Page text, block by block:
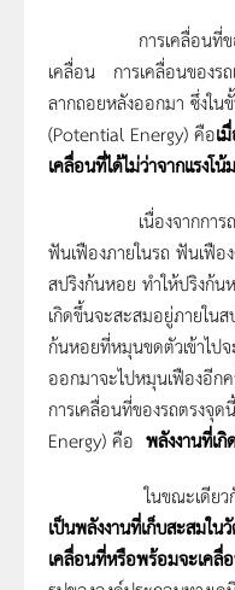
การเคลื่อนที่ของวัต
เคลื่อน การเคลื่อนของรถ
ลากถอยหลังออกมา ซึ่งใน
(Potential Energy) คือเ
เคลื่อนที่ได้ไม่ว่าจากแรงโ
เนื่องจากการถอยห
ฟันเฟืองภายในรถ ฟันเฟื
สปริงก้นหอย ทำให้ปริงก้
เกิดขึ้นจะสะสมอยู่ภายใ
ก้นหอยที่หมุนขดตัวเข้าไ
ออกมาจะไปหมุนเฟืองอีก
การเคลื่อนที่ของรถตรงจุ
Energy) คือ พลังงานที่เ
ในขณะเดียวกันพลั
เป็นพลังงานที่เก็บสะสมใ
เคลื่อนที่หรือพร้อมจะเคลื่